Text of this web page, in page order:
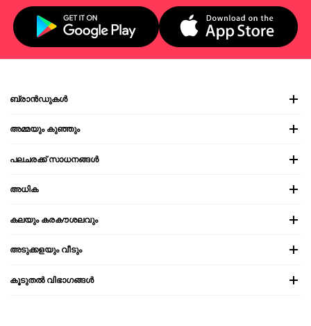
ബ്രാൻഡുകൾ
അമ്മയും കുഞ്ഞും
പലചരക്ക് സാധനങ്ങൾ
അധിക
കലയും കരകൗശലവും
അടുക്കളയും വീടും
കൂടുതൽ വിഭാഗങ്ങൾ